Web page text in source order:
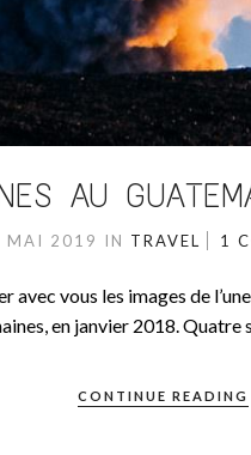
AU
MAI 2019 IN TRAVEL 1
avec vous les images de
en janvier 2018. Quatre
CONTINUE READING